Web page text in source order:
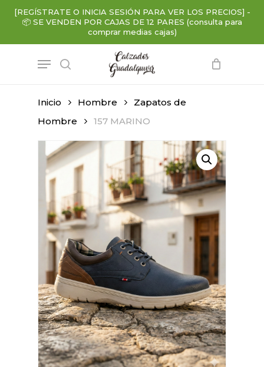
content
[REGÍSTRATE O INICIA SESIÓN PARA VER LOS PRECIOS] -
📦 SE VENDEN POR CAJAS DE 12 PARES (consulta para
comprar medias cajas)
search
Menu
Inicio Hombre
Zapatos de
Hombre
157 MARINO